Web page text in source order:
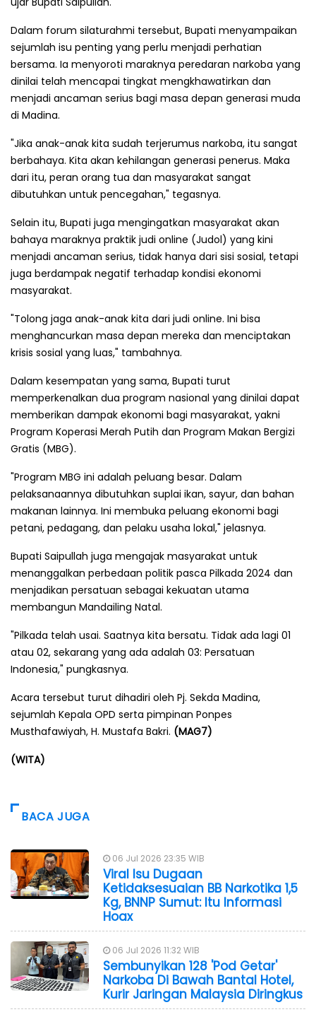
Dalam forum silaturahmi tersebut, Bupati menyampaikan
sejumlah isu penting yang perlu menjadi perhatian
bersama. Ia menyoroti maraknya peredaran narkoba yang
dinilai telah mencapai tingkat mengkhawatirkan dan
menjadi ancaman serius bagi masa depan generasi muda
di Madina.
"Jika anak-anak kita sudah terjerumus narkoba, itu sangat
berbahaya. Kita akan kehilangan generasi penerus. Maka
dari itu, peran orang tua dan masyarakat sangat
dibutuhkan untuk pencegahan," tegasnya.
Selain itu, Bupati juga mengingatkan masyarakat akan
bahaya maraknya praktik judi online (Judol) yang kini
menjadi ancaman serius, tidak hanya dari sisi sosial, tetapi
juga berdampak negatif terhadap kondisi ekonomi
masyarakat.
"Tolong jaga anak-anak kita dari judi online. Ini bisa
menghancurkan masa depan mereka dan menciptakan
krisis sosial yang luas," tambahnya.
Dalam kesempatan yang sama, Bupati turut
memperkenalkan dua program nasional yang dinilai dapat
memberikan dampak ekonomi bagi masyarakat, yakni
Program Koperasi Merah Putih dan Program Makan Bergizi
Gratis (MBG).
"Program MBG ini adalah peluang besar. Dalam
pelaksanaannya dibutuhkan suplai ikan, sayur, dan bahan
makanan lainnya. Ini membuka peluang ekonomi bagi
petani, pedagang, dan pelaku usaha lokal," jelasnya.
Bupati Saipullah juga mengajak masyarakat untuk
menanggalkan perbedaan politik pasca Pilkada 2024 dan
menjadikan persatuan sebagai kekuatan utama
membangun Mandailing Natal.
"Pilkada telah usai. Saatnya kita bersatu. Tidak ada lagi 01
atau 02, sekarang yang ada adalah 03: Persatuan
Indonesia," pungkasnya.
Acara tersebut turut dihadiri oleh Pj. Sekda Madina,
sejumlah Kepala OPD serta pimpinan Ponpes
Musthafawiyah, H. Mustafa Bakri. (MAG7)
(WITA)
BACA JUGA
06 Jul 2026 23:35 WIB
Viral Isu Dugaan
Ketidaksesuaian BB Narkotika 1,5
Kg, BNNP Sumut: Itu Informasi
Hoax
06 Jul 2026 11:32 WIB
Sembunyikan 128 'Pod Getar'
Narkoba Di Bawah Bantal Hotel,
Kurir Jaringan Malaysia Diringkus